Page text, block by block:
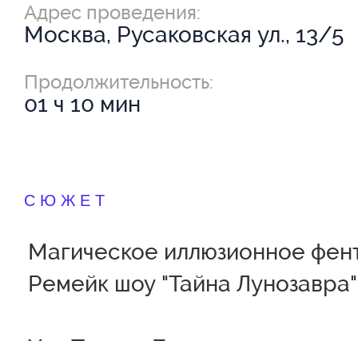
Адрес проведения:
Москва, Русаковская ул., 13/5
Продолжительность:
01 ч 10 мин
СЮЖЕТ
Магическое иллюзионное
Ремейк шоу "Тайна Лунозавра"